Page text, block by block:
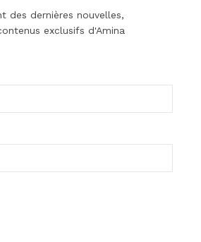
à Ayden pour son message sur
de la Femme
des dernières nouvelles,
exclusifs d'Amina